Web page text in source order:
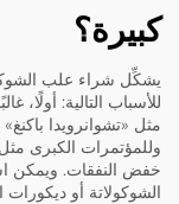
كبيرة؟
يشكِّل شراء علب
للأسباب التالية: أولًا،
مثل «تشوانرويدا
وللمؤتمرات الكبرى
خفض النفقات. ويمكن
الشوكولاتة أو ديكورات